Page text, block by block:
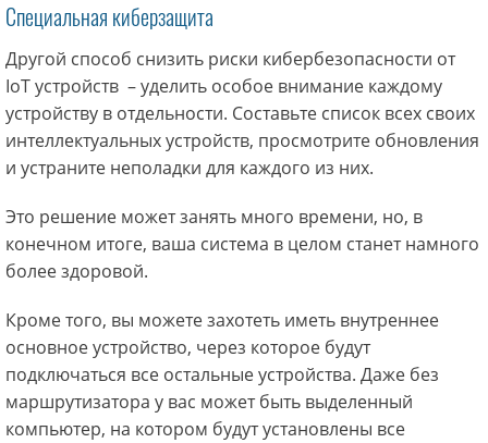
Специальная киберзащита
Другой способ снизить риски кибербезопасности от
IoT устройств – уделить особое внимание каждому
устройству в отдельности. Составьте список всех своих
интеллектуальных устройств, просмотрите обновления
и устраните неполадки для каждого из них.
Это решение может занять много времени, но, в
конечном итоге, ваша система в целом станет намного
более здоровой.
Кроме того, вы можете захотеть иметь внутреннее
основное устройство, через которое будут
подключаться все остальные устройства. Даже без
маршрутизатора у вас может быть выделенный
компьютер, на котором будут установлены все